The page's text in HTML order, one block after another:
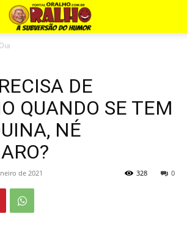
DE
QUANDO SE TEM
NÉ
de 2021 0
328